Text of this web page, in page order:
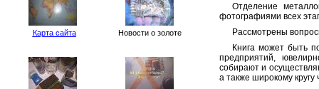
Отделение
фотографиями всех
Рассмотрены
Книга может быть
предприятий,
собирают и
а также широкому
Карта сайта Новости о золоте